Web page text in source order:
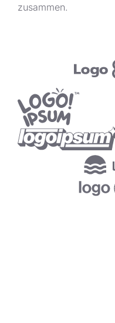
zusammen.